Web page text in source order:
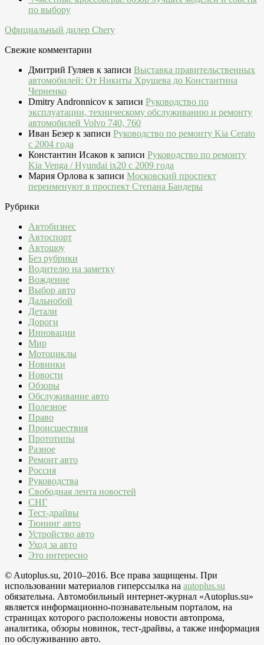
по выбору
Официальный дилер Chery
Свежие комментарии
Дмитрий Гуляев к записи Выставка правительственных
автомобилей: От Никиты Хрущева до Константина
Черненко
Dmitry Andronnicov к записи Руководство по
эксплуатации, техническому обслуживанию и ремонту
автомобилей Volvo 740, 760
Иван Безер к записи Руководство по ремонту Kia Cerato
c 2004 года
Константин Исаков к записи Руководство по ремонту
Kia Venga / Hyundai ix20 c 2009 года
Мария Орлова к записи Московский проспект
переименуют в проспект Степана Бандеры
Рубрики
Автобизнес
Автоспорт
Автошоу
Без рубрики
Водителю на заметку
Вождение
Выбор авто
Дальнобой
Детали
Дороги
Инновации
Мир
Мотоциклы
Новинки
Новости
Обзоры
Обслуживание авто
Полезное
Право
Происшествия
Прототипы
Разное
Ремонт авто
Россия
Руководства
Свободная лента новостей
СНГ
Тест-драйвы
Тюнинг авто
Устройство авто
Уход за авто
Это интересно
© Autoplus.su, 2010–2016. Все права защищены. При
использовании материалов гиперссылка на autoplus.su
обязательна. Автомобильный интернет-журнал «Autoplus.su»
является информационно-познавательным порталом, на
страницах которого расположены новости автопрома,
аналитика, обзоры новинок, тест-драйвы, а также информация
по обслуживанию авто.